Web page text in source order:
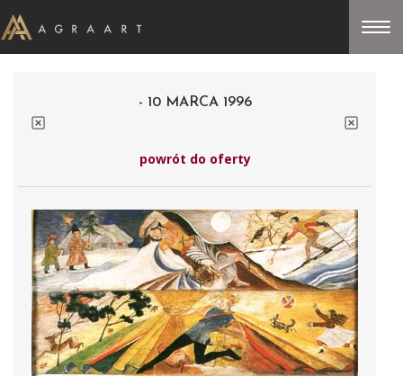
- 10 MARCA 1996
powrót do oferty